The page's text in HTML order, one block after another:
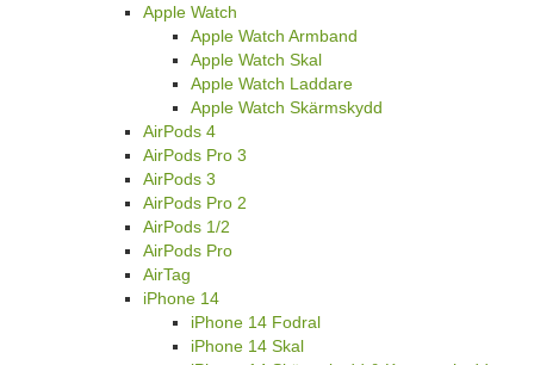
Apple Watch
Apple Watch Armband
Apple Watch Skal
Apple Watch Laddare
Apple Watch Skärmskydd
AirPods 4
AirPods Pro 3
AirPods 3
AirPods Pro 2
AirPods 1/2
AirPods Pro
AirTag
iPhone 14
iPhone 14 Fodral
iPhone 14 Skal